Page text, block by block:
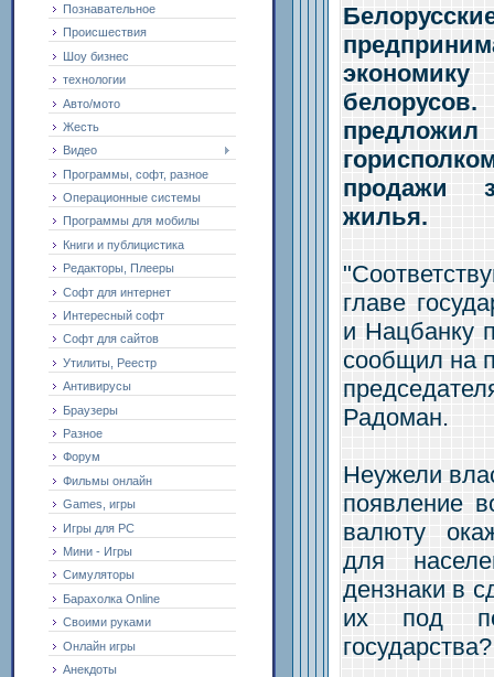
Познавательное
Происшествия
Шоу бизнес
технологии
Авто/мото
Жесть
Видео
Программы, софт, разное
Операционные системы
Программы для мобилы
Книги и публицистика
Редакторы, Плееры
Софт для интернет
Интересный софт
Софт для сайтов
Утилиты, Реестр
Антивирусы
Браузеры
Разное
Форум
Фильмы онлайн
Games, игры
Игры для PC
Мини - Игры
Симуляторы
Барахолка Online
Своими руками
Онлайн игры
Анекдоты
продажи
жилья.
главе
и Нацбанку
сообщил на
Радоман.
Неужели
появление
валюту
для
дензнаки в
их под
государства?